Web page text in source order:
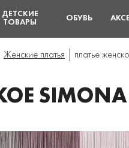
ДЕТСКИЕ
ТОВАРЫ ОБУВЬ
Женские платья платье
SIMONA